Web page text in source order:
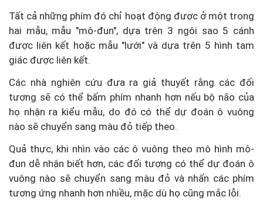
Tất cả những phím đó chỉ hoạt động được ở một trong
hai mẫu, mẫu "mô-đun", dựa trên 3 ngôi sao 5 cánh
được liên kết hoặc mẫu "lưới" và dựa trên 5 hình tam
giác được liên kết.
Các nhà nghiên cứu đưa ra giả thuyết rằng các đối
tượng sẽ có thể bấm phím nhanh hơn nếu bộ não của
họ nhận ra kiểu mẫu, do đó có thể dự đoán ô vuông
nào sẽ chuyển sang màu đỏ tiếp theo.
Quả thực, khi nhìn vào các ô vuông theo mô hình mô-
đun dễ nhận biết hơn, các đối tượng có thể dự đoán ô
vuông nào sẽ chuyển sang màu đỏ và nhấn các phím
tương ứng nhanh hơn nhiều, mặc dù họ cũng mắc lỗi.